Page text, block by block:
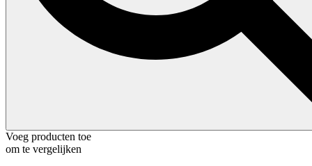
Voeg producten toe
om te vergelijken